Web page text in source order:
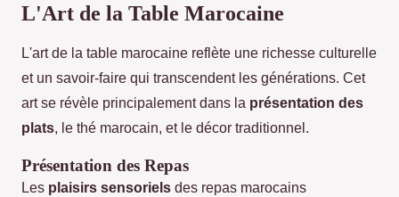
L'Art de la Table Marocaine
L'art de la table marocaine reflète une richesse culturelle
et un savoir-faire qui transcendent les générations. Cet
art se révèle principalement dans la présentation des
plats, le thé marocain, et le décor traditionnel.
Présentation des Repas
Les plaisirs sensoriels des repas marocains